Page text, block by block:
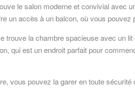
le salon moderne et convivial avec
un accès à un balcon, où vous pouvez
trouve la chambre spacieuse avec un
qui est un endroit parfait pour
vous pouvez la garer en toute